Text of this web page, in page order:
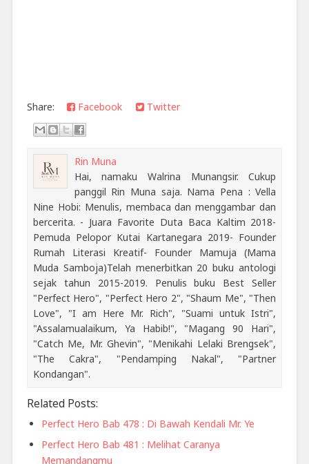
Share: Facebook Twitter
Rin Muna
Hai, namaku Walrina Munangsir. Cukup
panggil Rin Muna saja. Nama Pena : Vella
Nine Hobi: Menulis, membaca dan menggambar dan
bercerita. - Juara Favorite Duta Baca Kaltim 2018-
Pemuda Pelopor Kutai Kartanegara 2019- Founder
Rumah Literasi Kreatif- Founder Mamuja (Mama
Muda Samboja)Telah menerbitkan 20 buku antologi
sejak tahun 2015-2019. Penulis buku Best Seller
"Perfect Hero", "Perfect Hero 2", "Shaum Me", "Then
Love", "I am Here Mr. Rich", "Suami untuk Istri",
"Assalamualaikum, Ya Habib!", "Magang 90 Hari",
"Catch Me, Mr. Ghevin", "Menikahi Lelaki Brengsek",
"The Cakra", "Pendamping Nakal", "Partner
Kondangan".
Related Posts:
Perfect Hero Bab 478 : Di Bawah Kendali Mr. Ye
Perfect Hero Bab 481 : Melihat Caranya
Memandangmu